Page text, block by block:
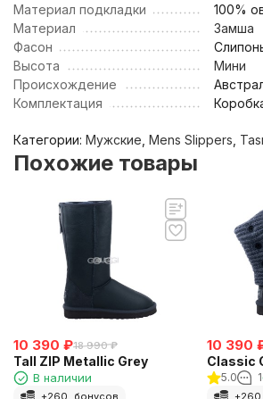
Материал подкладки
100%
Материал
Замша
Фасон
Высота
Мини
Происхождение
Комплектация
Категории: Мужские Mens Slippers
Похожие товары
10 390 ₽18 990 ₽
Tall ZIP Metallic Grey
В наличии
+260 бонусов
10 390
Classic
5.0 1
+260